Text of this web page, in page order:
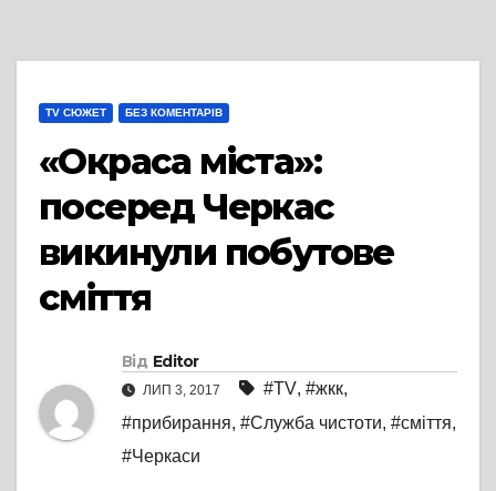
TV СЮЖЕТ БЕЗ КОМЕНТАРІВ
«Окраса міста»:
посеред Черкас
викинули побутове
сміття
Від Editor
ЛИП 3, 2017 #TV, #жкк,
#прибирання, #Служба чистоти, #сміття,
#Черкаси